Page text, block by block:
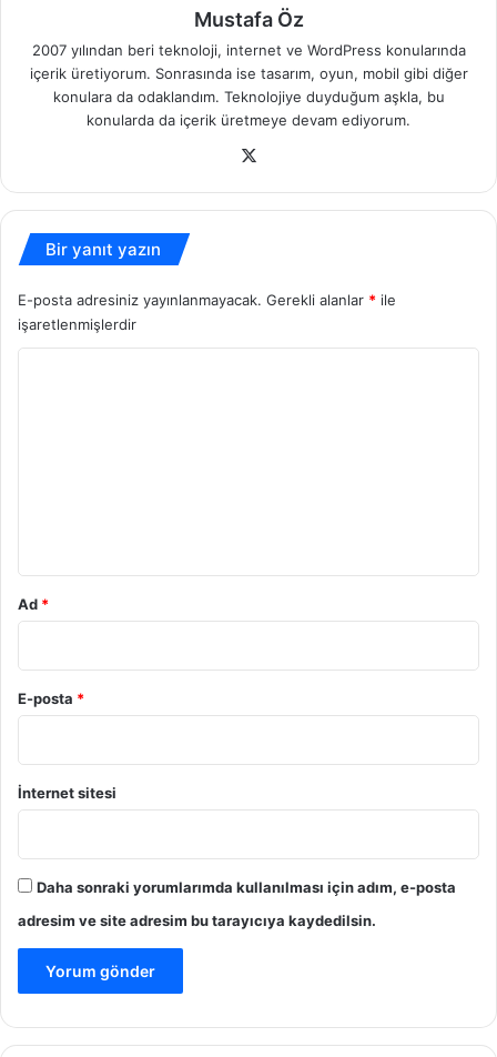
Mustafa Öz
2007 yılından beri teknoloji, internet ve WordPress konularında
içerik üretiyorum. Sonrasında ise tasarım, oyun, mobil gibi diğer
konulara da odaklandım. Teknolojiye duyduğum aşkla, bu
konularda da içerik üretmeye devam ediyorum.
Bir yanıt yazın
E-posta adresiniz yayınlanmayacak. Gerekli alanlar * ile
işaretlenmişlerdir
Ad *
E-posta *
İnternet sitesi
Daha sonraki yorumlarımda kullanılması için adım, e-posta
adresim ve site adresim bu tarayıcıya kaydedilsin.